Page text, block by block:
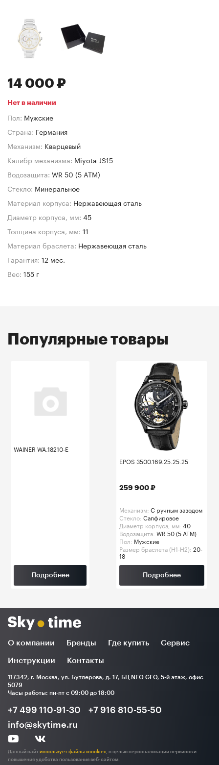
14 000 ₽
Нет в наличии
Пол: Мужские
Страна: Германия
Механизм: Кварцевый
Калибр механизма: Miyota JS15
Водозащита: WR 50 (5 ATM)
Стекло: Минеральное
Материал корпуса: Нержавеющая сталь
Диаметр корпуса, мм: 45
Толщина корпуса, мм: 11
Материал браслета: Нержавеющая сталь
Гарантия: 12 мес.
Вес: 155 г
Популярные товары
WAINER WA.18210-E
Подробнее
EPOS 3500.169.25.25.25
259 900 ₽
Механизм: C ручным заводом
Стекло: Сапфировое
Диаметр корпуса, мм: 40
Водозащита: WR 50 (5 ATM)
Пол: Мужские
Размер браслета (H1-H2): 20-
18
Подробнее
О компании Бренды Где купить Сервис
Инструкции Контакты
117342, г. Москва, ул. Бутлерова, д. 17, БЦ NEO GEO, 5-й этаж, офис
5079
Часы работы: пн-пт с 09:00 до 18:00
+7 499 110-91-30
+7 916 810-55-50
info@skytime.ru
Данный сайт использует файлы «cookie», с целью персонализации сервисов и
повышения удобства пользования веб-сайтом.